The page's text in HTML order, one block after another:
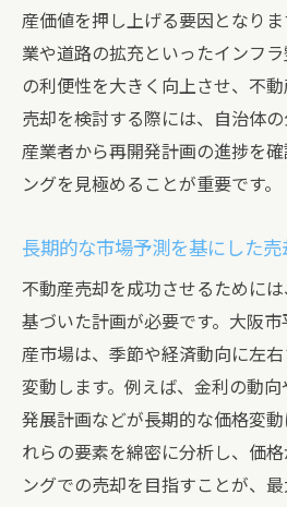
産価値を押し上げる要因となり
業や道路の拡充といったインフ
の利便性を大きく向上させ、不動
売却を検討する際には、自治体
産業者から再開発計画の進捗を
ングを見極めることが重要です。
長期的な市場予測を基にした売
不動産売却を成功させるために
基づいた計画が必要です。大阪
産市場は、季節や経済動向に左
変動します。例えば、金利の動
発展計画などが長期的な価格変
れらの要素を綿密に分析し、価
ングでの売却を目指すことが、